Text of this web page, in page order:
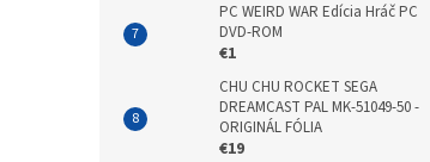
PC WEIRD WAR Edícia Hráč PC
DVD-ROM
€1
CHU CHU ROCKET SEGA
DREAMCAST PAL MK-51049-50 -
ORIGINÁL FÓLIA
€19